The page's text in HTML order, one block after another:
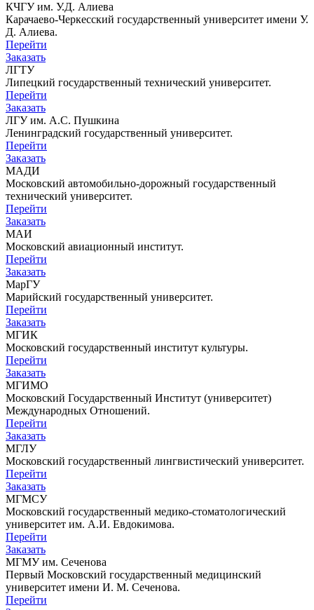
КЧГУ им. У.Д. Алиева
Карачаево-Черкесский государственный университет имени У.
Д. Алиева.
Перейти
Заказать
ЛГТУ
Липецкий государственный технический университет.
Перейти
Заказать
ЛГУ им. А.С. Пушкина
Ленинградский государственный университет.
Перейти
Заказать
МАДИ
Московский автомобильно-дорожный государственный
технический университет.
Перейти
Заказать
МАИ
Московский авиационный институт.
Перейти
Заказать
МарГУ
Марийский государственный университет.
Перейти
Заказать
МГИК
Московский государственный институт культуры.
Перейти
Заказать
МГИМО
Московский Государственный Институт (университет)
Международных Отношений.
Перейти
Заказать
МГЛУ
Московский государственный лингвистический университет.
Перейти
Заказать
МГМСУ
Московский государственный медико-стоматологический
университет им. А.И. Евдокимова.
Перейти
Заказать
МГМУ им. Сеченова
Первый Московский государственный медицинский
университет имени И. М. Сеченова.
Перейти